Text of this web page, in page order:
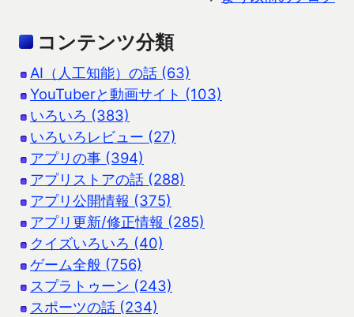
コンテンツ分類
AI（人工知能）の話 (63)
YouTuberと動画サイト (103)
いろいろ (383)
いろいろレビュー (27)
アプリの事 (394)
アプリストアの話 (288)
アプリ公開情報 (375)
アプリ更新/修正情報 (285)
クイズいろいろ (40)
ゲーム全般 (756)
スプラトゥーン (243)
スポーツの話 (234)